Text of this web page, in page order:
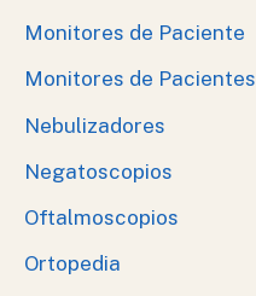
Monitores de Paciente
Monitores de Pacientes
Nebulizadores
Negatoscopios
Oftalmoscopios
Ortopedia